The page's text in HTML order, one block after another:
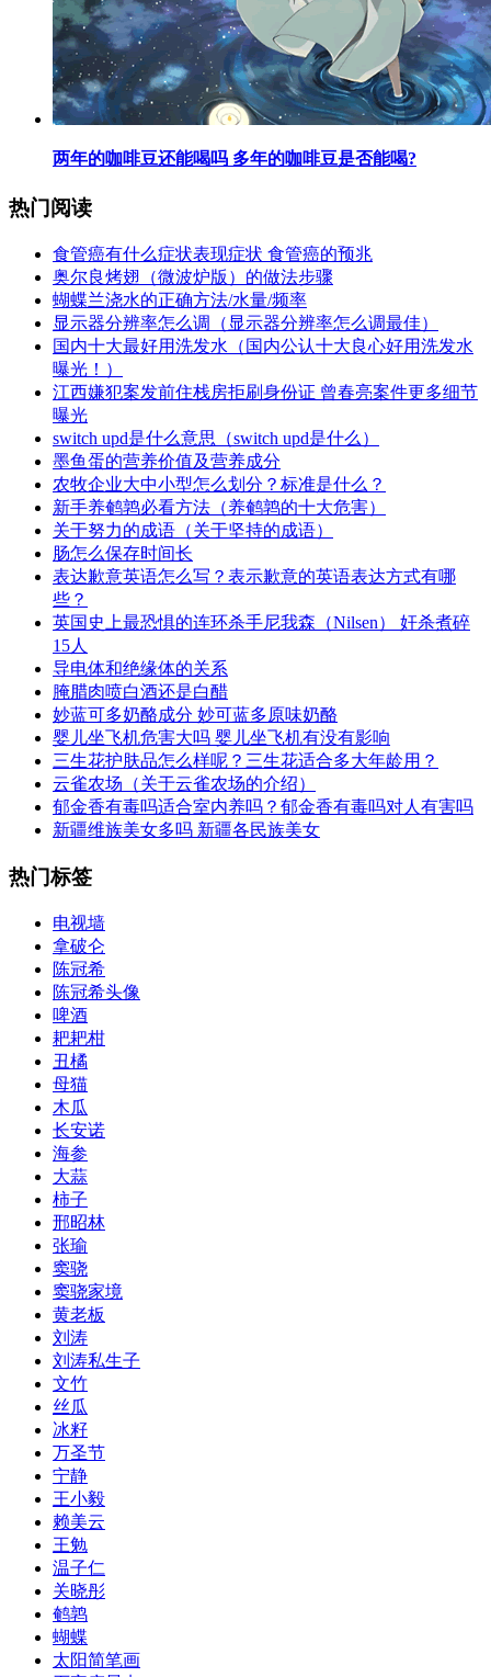
​两年的咖啡豆还能喝吗 多年的咖啡豆是否能喝?
热门阅读
​食管癌有什么症状表现症状 食管癌的预兆
​奥尔良烤翅（微波炉版）的做法步骤
​蝴蝶兰浇水的正确方法/水量/频率
​显示器分辨率怎么调（显示器分辨率怎么调最佳）
​国内十大最好用洗发水（国内公认十大良心好用洗发水
曝光！）
​江西嫌犯案发前住栈房拒刷身份证 曾春亮案件更多细节
曝光
​switch upd是什么意思（switch upd是什么）
​墨鱼蛋的营养价值及营养成分
​农牧企业大中小型怎么划分？标准是什么？
​新手养鹌鹑必看方法（养鹌鹑的十大危害）
​关于努力的成语（关于坚持的成语）
​肠怎么保存时间长
​表达歉意英语怎么写？表示歉意的英语表达方式有哪
些？
​英国史上最恐惧的连环杀手尼我森（Nilsen） 奸杀煮碎
15人
​导电体和绝缘体的关系
​腌腊肉喷白酒还是白醋
​妙蓝可多奶酪成分 妙可蓝多原味奶酪
​婴儿坐飞机危害大吗 婴儿坐飞机有没有影响
​三生花护肤品怎么样呢？三生花适合多大年龄用？
​云雀农场（关于云雀农场的介绍）
​郁金香有毒吗适合室内养吗？郁金香有毒吗对人有害吗
​新疆维族美女多吗 新疆各民族美女
热门标签
​电视墙
​拿破仑
​陈冠希
​陈冠希头像
​啤酒
耙耙柑
丑橘
母猫
​木瓜
长安诺
​海参
​大蒜
​柿子
邢昭林
张瑜
窦骁
窦骁家境
黄老板
刘涛
刘涛私生子
文竹
​丝瓜
​冰籽
​万圣节
宁静
王小毅
赖美云
王勉
温子仁
关晓彤
鹌鹑
​蝴蝶
​太阳简笔画